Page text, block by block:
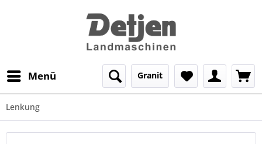
Menü Granit
Lenkung